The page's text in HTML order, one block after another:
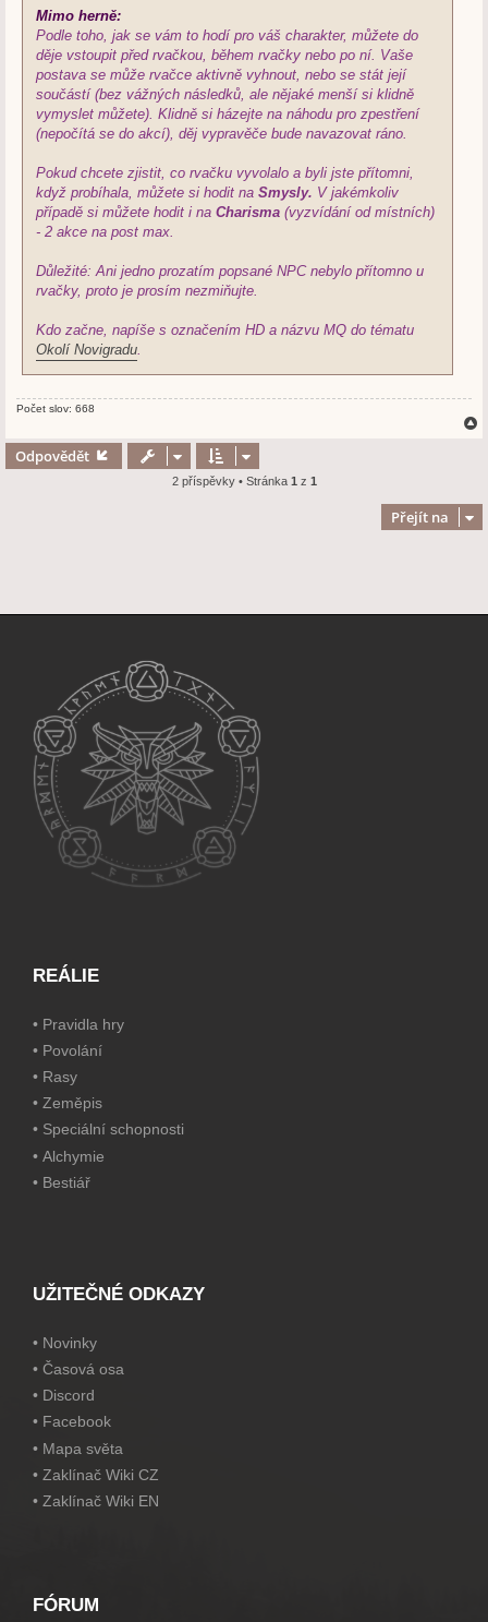
Mimo herně:
Podle toho, jak se vám to hodí pro váš charakter, můžete do
děje vstoupit před rvačkou, během rvačky nebo po ní. Vaše
postava se může rvačce aktivně vyhnout, nebo se stát její
součástí (bez vážných následků, ale nějaké menší si klidně
vymyslet můžete). Klidně si házejte na náhodu pro zpestření
(nepočítá se do akcí), děj vypravěče bude navazovat ráno.
Pokud chcete zjistit, co rvačku vyvolalo a byli jste přítomni,
když probíhala, můžete si hodit na Smysly. V jakémkoliv
případě si můžete hodit i na Charisma (vyzvídání od místních)
- 2 akce na post max.
Důležité: Ani jedno prozatím popsané NPC nebylo přítomno u
rvačky, proto je prosím nezmiňujte.
Kdo začne, napíše s označením HD a názvu MQ do tématu
Okolí Novigradu
Počet slov: 668
Odpovědět
2 příspěvky • Stránka 1 z 1
Přejít na
REÁLIE
• Pravidla hry
• Povolání
• Rasy
• Zeměpis
• Speciální schopnosti
• Alchymie
• Bestiář
UŽITEČNÉ ODKAZY
• Novinky
• Časová osa
• Discord
• Facebook
• Mapa světa
• Zaklínač Wiki CZ
• Zaklínač Wiki EN
FÓRUM